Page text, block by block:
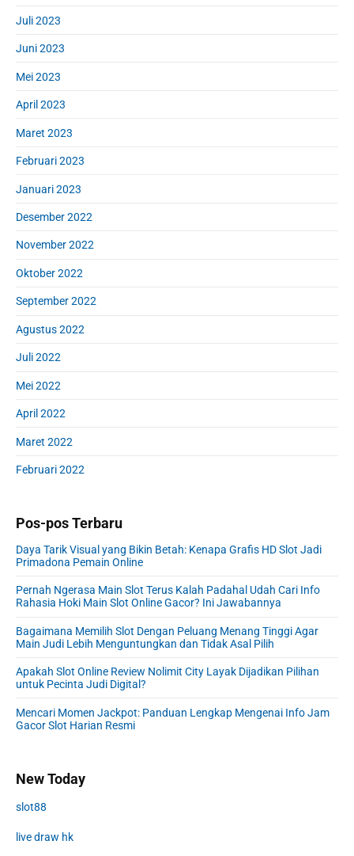
Juli 2023
Juni 2023
Mei 2023
April 2023
Maret 2023
Februari 2023
Januari 2023
Desember 2022
November 2022
Oktober 2022
September 2022
Agustus 2022
Juli 2022
Mei 2022
April 2022
Maret 2022
Februari 2022
Pos-pos Terbaru
Daya Tarik Visual yang Bikin Betah: Kenapa Grafis HD Slot Jadi
Primadona Pemain Online
Pernah Ngerasa Main Slot Terus Kalah Padahal Udah Cari Info
Rahasia Hoki Main Slot Online Gacor? Ini Jawabannya
Bagaimana Memilih Slot Dengan Peluang Menang Tinggi Agar
Main Judi Lebih Menguntungkan dan Tidak Asal Pilih
Apakah Slot Online Review Nolimit City Layak Dijadikan Pilihan
untuk Pecinta Judi Digital?
Mencari Momen Jackpot: Panduan Lengkap Mengenai Info Jam
Gacor Slot Harian Resmi
New Today
slot88
live draw hk